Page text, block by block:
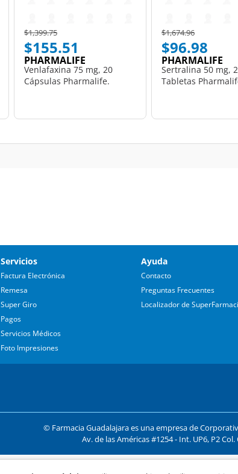
Price reduced from
$1,399.75to
$155.51
PHARMALIFE
Venlafaxina 75 mg, 20
Cápsulas Pharmalife.
Price reduced from
$1,674.96to
$96.98
PHARMALIFE
Sertralina 50 mg,
Tabletas
Servicios
Factura Electrónica
Remesa
Super Giro
Pagos
Servicios Médicos
Foto Impresiones
Ayuda
Contacto
Preguntas Frecuentes
Localizador de
© Farmacia Guadalajara es una empresa de
Av. de las Américas #1254 - Int. UP6, P2